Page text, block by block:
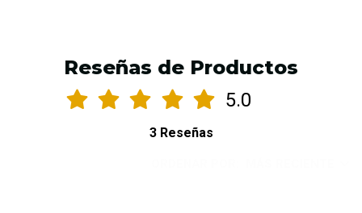
Reseñas de Productos
5.0
3 Reseñas